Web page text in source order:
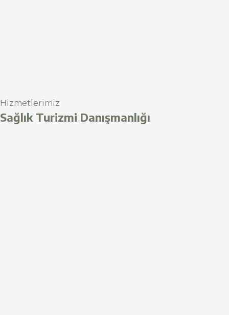
Hizmetlerimiz
Sağlık Turizmi Danışmanlığı